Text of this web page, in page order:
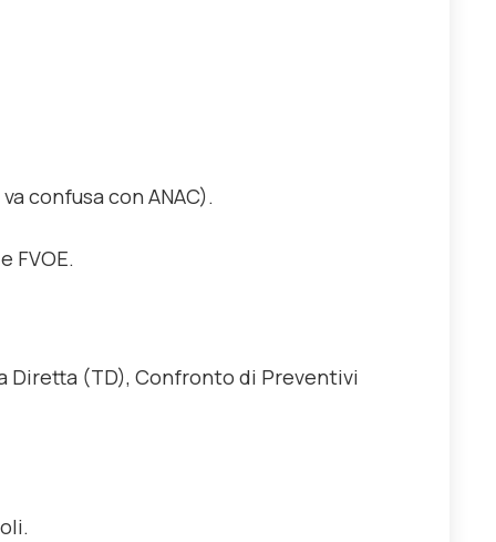
confusa con ANAC).
FVOE.
Diretta (TD), Confronto di Preventivi